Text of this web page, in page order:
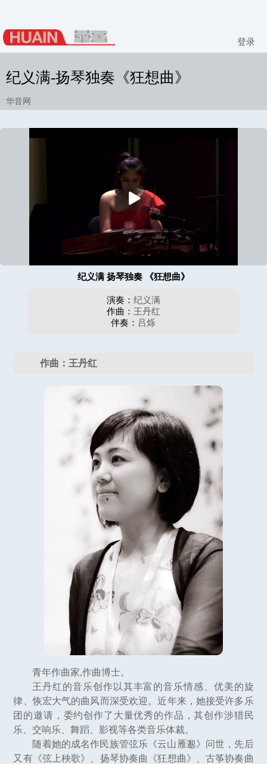
登录
纪义满-扬琴独奏《狂想曲》
华音网
放
纪义满 扬琴独奏 《狂想曲》
演奏： 纪义满
作曲： 王丹红
伴奏： 吕烁
作曲：王丹红
青年作曲家,作曲博士。
王丹红的音乐创作以其丰富的音乐情感、优美的旋
律、恢宏大气的曲风而深受欢迎。近年来，她接受许多乐
团的邀请，委约创作了大量优秀的作品，其创作涉猎民
乐、交响乐、舞蹈、影视等各类音乐体裁。
随着她的成名作民族管弦乐《云山雁邈》问世，先后
又有《弦上秧歌》、扬琴协奏曲《狂想曲》、古筝协奏曲